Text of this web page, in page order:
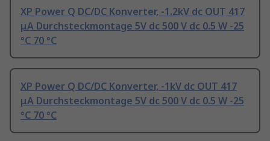
XP Power Q DC/DC Konverter, -1.2kV dc OUT 417
μA Durchsteckmontage 5V dc 500 V dc 0.5 W -25
°C 70 °C
XP Power Q DC/DC Konverter, -1kV dc OUT 417
μA Durchsteckmontage 5V dc 500 V dc 0.5 W -25
°C 70 °C